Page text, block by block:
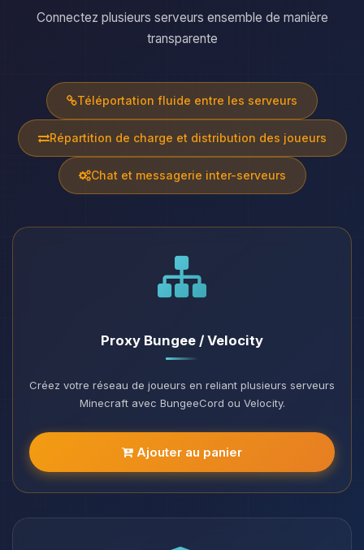
Connectez plusieurs serveurs ensemble de manière
transparente
Téléportation fluide entre les serveurs
Répartition de charge et distribution des joueurs
Chat et messagerie inter-serveurs
Proxy Bungee / Velocity
Créez votre réseau de joueurs en reliant plusieurs serveurs
Minecraft avec BungeeCord ou Velocity.
Ajouter au panier